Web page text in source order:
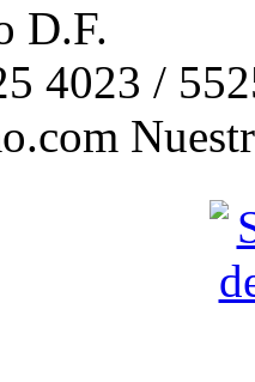
D.F.
4023 /